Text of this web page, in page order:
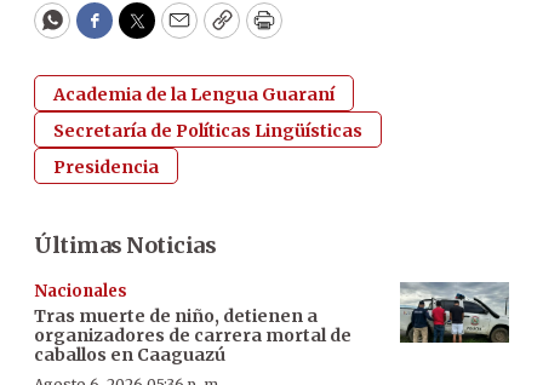
WhatsApp
Facebook
Twitter
EmailCopyPrint
Academia de la Lengua Guaraní
Secretaría de Políticas Lingüísticas
Presidencia
Últimas Noticias
Nacionales
Tras muerte de niño, detienen a
organizadores de carrera mortal de
caballos en Caaguazú